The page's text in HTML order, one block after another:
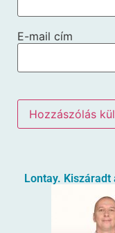
E-mail cím
Lontay.